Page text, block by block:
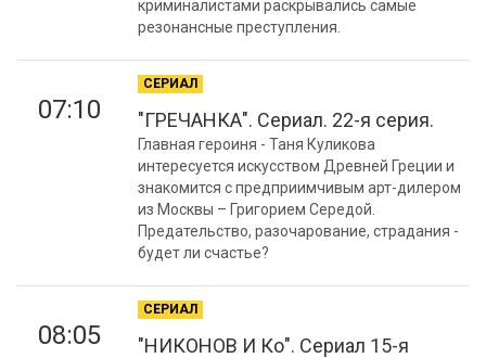
криминалистами раскрывались самые
резонансные преступления.
07:10
СЕРИАЛ
"ГРЕЧАНКА". Сериал. 22-я серия.
Главная героиня - Таня Куликова
интересуется искусством Древней Греции и
знакомится с предприимчивым арт-дилером
из Москвы – Григорием Середой.
Предательство, разочарование, страдания -
будет ли счастье?
08:05
СЕРИАЛ
"НИКОНОВ И Ко". Сериал 15-я